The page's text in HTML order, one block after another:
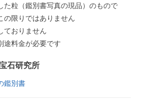
た粒（鑑別書写真の現品）のもので
の限りではありません
ておりません
途料金が必要です
石研究所
鑑別書